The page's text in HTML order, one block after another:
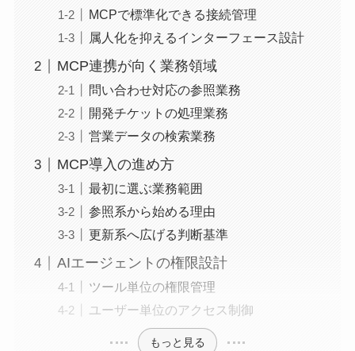
MCPで標準化できる接続管理
属人化を抑えるインターフェース設計
MCP連携が向く業務領域
問い合わせ対応の参照業務
開発チケットの処理業務
営業データの検索業務
MCP導入の進め方
最初に選ぶ業務範囲
参照系から始める理由
更新系へ広げる判断基準
AIエージェントの権限設計
ツール単位の権限管理
ユーザー単位のアクセス制御
もっと見る